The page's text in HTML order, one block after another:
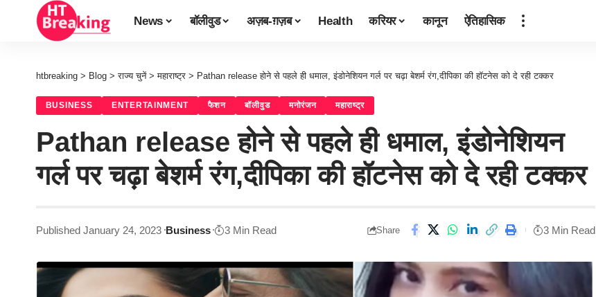
News बॉलीवुड अज़ब-ग़ज़ब Health करियर कानून ऐतिहासिक
htbreaking > Blog >राज्य चुनें >महाराष्ट्र > Pathan release होने से पहले ही धमाल, इंडोनेशियन गर्ल पर चढ़ा बेशर्म रंग,दीपिका की हॉटनेस को दे रही टक्कर
BUSINESS ENTERTAINMENT फैशन बॉलीवुड मनोरंजन महाराष्ट्र
Pathan release होने से पहले ही धमाल, इंडोनेशियन
गर्ल पर चढ़ा बेशर्म रंग,दीपिका की हॉटनेस को दे रही टक्कर
Published January 24, 2023 Business 3 Min Read Share 3 Min Read